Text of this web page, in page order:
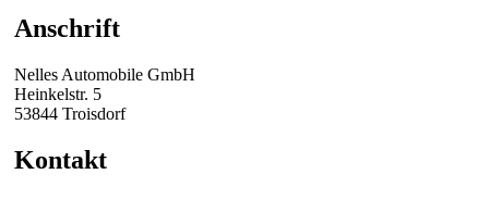
Anschrift
Nelles Automobile GmbH
Heinkelstr. 5
53844 Troisdorf
Kontakt